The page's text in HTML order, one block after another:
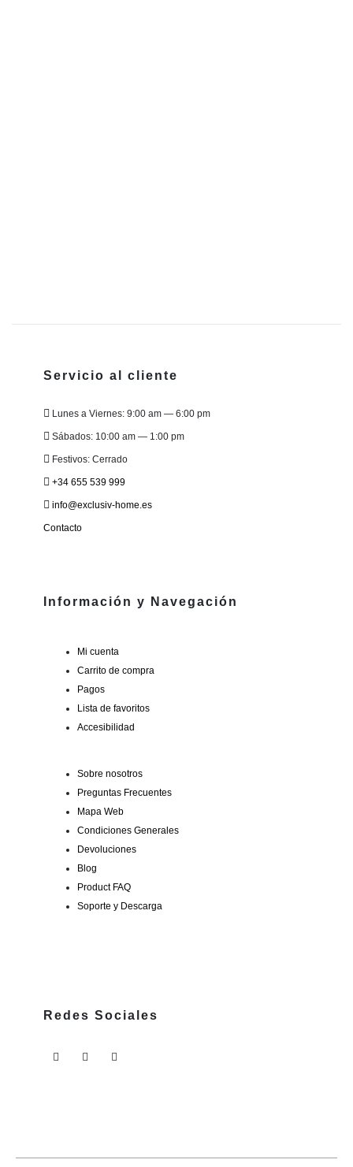
Servicio al cliente
Lunes a Viernes: 9:00 am — 6:00 pm
Sábados: 10:00 am — 1:00 pm
Festivos: Cerrado
+34 655 539 999
info@exclusiv-home.es
Contacto
Información y Navegación
Mi cuenta
Carrito de compra
Pagos
Lista de favoritos
Accesibilidad
Sobre nosotros
Preguntas Frecuentes
Mapa Web
Condiciones Generales
Devoluciones
Blog
Product FAQ
Soporte y Descarga
Redes Sociales